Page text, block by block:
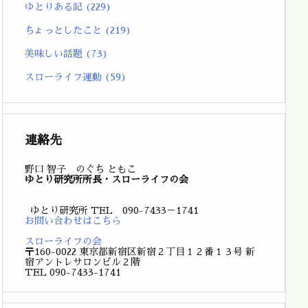
ゆとりある記 (229)
ちょっとしたこと (219)
美味しい話題 (73)
スローライフ運動 (59)
連絡先
野口 智子 のぐち ともこ
ゆとり研究所所長・スローライフの会
ゆとり研究所 TEL 090-7433－1741
お問い合わせはこちら
スローライフの会
〒160-0022 東京都新宿区新宿２丁目１２番１３号 新
宿アントレサロンビル２階
TEL 090-7433-1741